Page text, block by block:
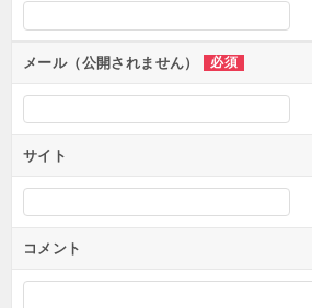
メール（公開されません） 必須
サイト
コメント